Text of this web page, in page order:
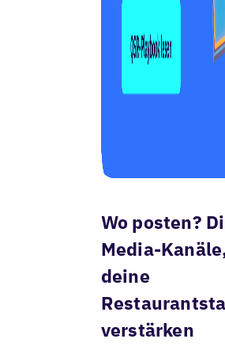
Wo posten?
Media-
deine
verstärken